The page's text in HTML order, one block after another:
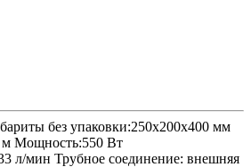
без упаковки:250x200x400 мм
м Мощность:550 Вт
л/мин Трубное соединение: внешняя